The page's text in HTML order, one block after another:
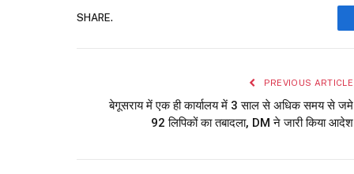
SHARE.
PREVIOUS ARTICLE
बेगूसराय में एक ही कार्यालय में 3 साल से अधिक समय से जमे
92 लिपिकों का तबादला, DM ने जारी किया आदेश